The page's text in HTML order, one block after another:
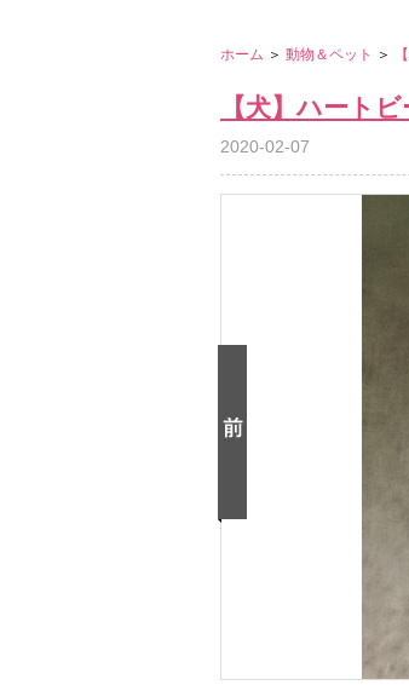
ホーム ＞ 動物＆ペット ＞
【犬】ハート
2020-02-07